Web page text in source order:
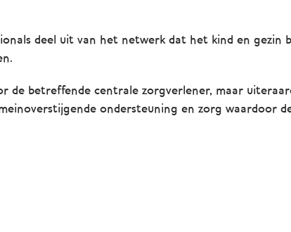
deel uit van het netwerk dat het kind en
de betreffende centrale zorgverlener, maar
ondersteuning en zorg waardoor